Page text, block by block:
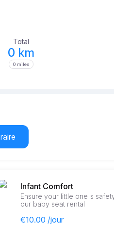
Total
0 km
0 miles
Infant Comfort
Ensure your little one's
our baby seat rental
€10.00 /jour